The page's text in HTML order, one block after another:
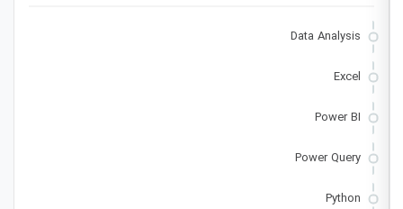
Data Analysis
Excel
Power BI
Power Query
Python